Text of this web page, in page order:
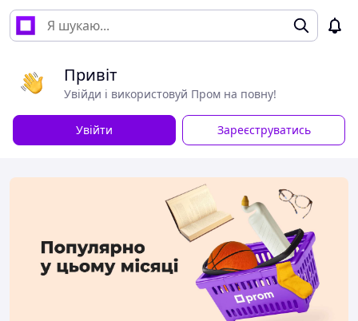
Привіт
Увійди і використовуй Пром на повну!
Увійти Зареєструватись